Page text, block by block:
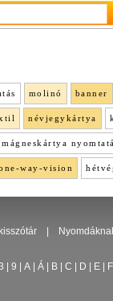
molinó banner
névjegykártya
mágneskártya
way-vision
9 A Á B C D E F